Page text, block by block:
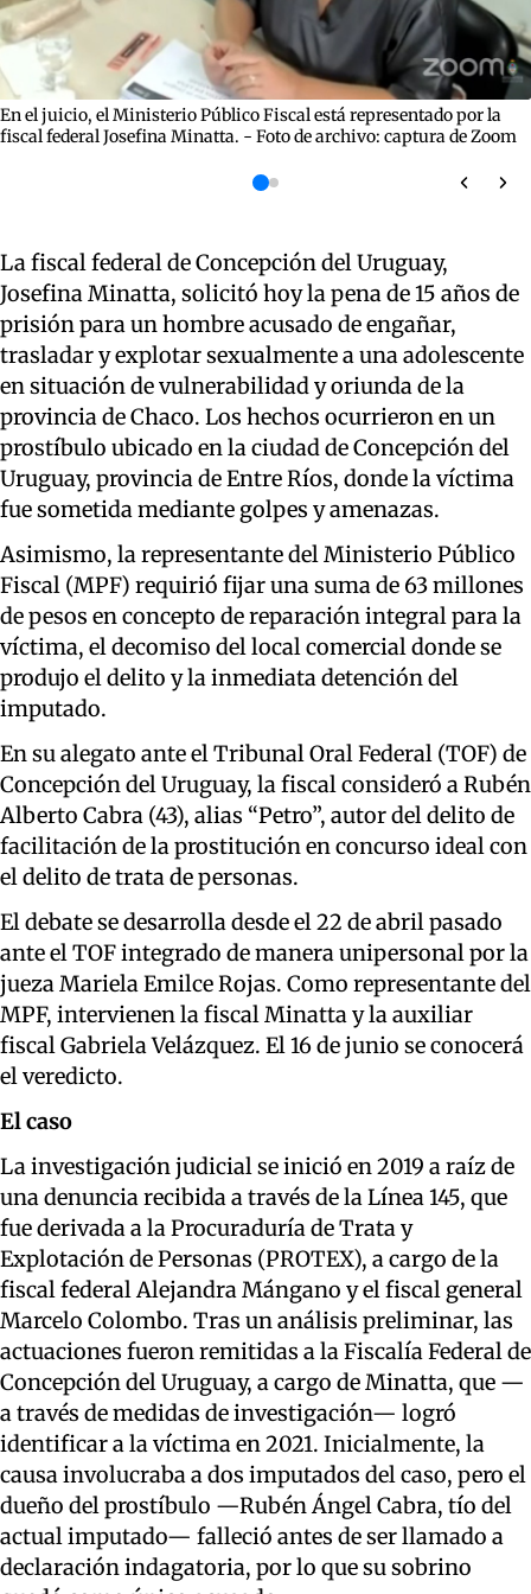
En el juicio, el Ministerio Público Fiscal está representado por la
fiscal federal Josefina Minatta. - Foto de archivo: captura de Zoom
La fiscal federal de Concepción del Uruguay,
Josefina Minatta, solicitó hoy la pena de 15 años de
prisión para un hombre acusado de engañar,
trasladar y explotar sexualmente a una adolescente
en situación de vulnerabilidad y oriunda de la
provincia de Chaco. Los hechos ocurrieron en un
prostíbulo ubicado en la ciudad de Concepción del
Uruguay, provincia de Entre Ríos, donde la víctima
fue sometida mediante golpes y amenazas.
Asimismo, la representante del Ministerio Público
Fiscal (MPF) requirió fijar una suma de 63 millones
de pesos en concepto de reparación integral para la
víctima, el decomiso del local comercial donde se
produjo el delito y la inmediata detención del
imputado.
En su alegato ante el Tribunal Oral Federal (TOF) de
Concepción del Uruguay, la fiscal consideró a Rubén
Alberto Cabra (43), alias “Petro”, autor del delito de
facilitación de la prostitución en concurso ideal con
el delito de trata de personas.
El debate se desarrolla desde el 22 de abril pasado
ante el TOF integrado de manera unipersonal por la
jueza Mariela Emilce Rojas. Como representante del
MPF, intervienen la fiscal Minatta y la auxiliar
fiscal Gabriela Velázquez. El 16 de junio se conocerá
el veredicto.
El caso
La investigación judicial se inició en 2019 a raíz de
una denuncia recibida a través de la Línea 145, que
fue derivada a la Procuraduría de Trata y
Explotación de Personas (PROTEX), a cargo de la
fiscal federal Alejandra Mángano y el fiscal general
Marcelo Colombo. Tras un análisis preliminar, las
actuaciones fueron remitidas a la Fiscalía Federal de
Concepción del Uruguay, a cargo de Minatta, que —
a través de medidas de investigación— logró
identificar a la víctima en 2021. Inicialmente, la
causa involucraba a dos imputados del caso, pero el
dueño del prostíbulo —Rubén Ángel Cabra, tío del
actual imputado— falleció antes de ser llamado a
declaración indagatoria, por lo que su sobrino